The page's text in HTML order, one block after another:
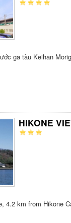
ga tàu Keihan
HIKONE
4.2 km from Hikone